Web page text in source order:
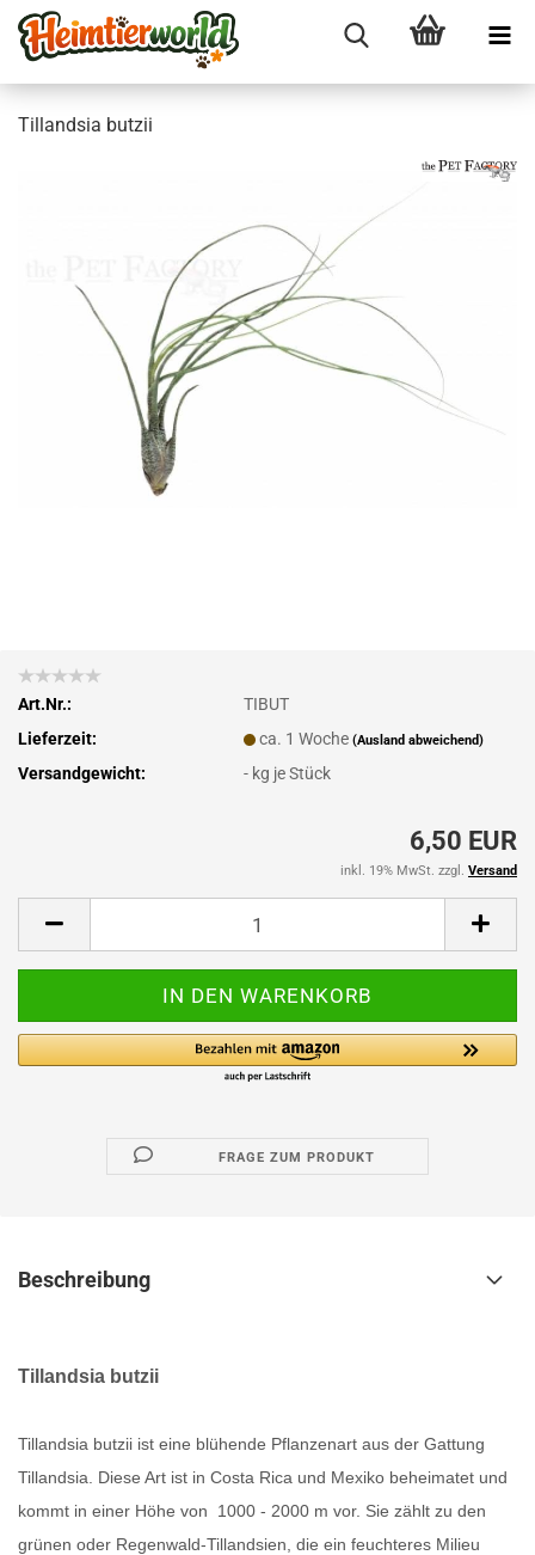
Til­land­sia but­zii
Art.Nr.:
TIBUT
Lieferzeit:
ca. 1 Woche(Ausland abweichend)
Versandgewicht: - kg je Stück
6,50 EUR
inkl. 19% MwSt. zzgl. Versand
FRAGE ZUM PRODUKT
Beschreibung
Tillandsia butzii
Tillandsia butzii ist eine blühende Pflanzenart aus der Gattung
Tillandsia. Diese Art ist in Costa Rica und Mexiko beheimatet und
kommt in einer Höhe von 1000 - 2000 m vor. Sie zählt zu den
grünen oder Regenwald-Tillandsien, die ein feuchteres Milieu